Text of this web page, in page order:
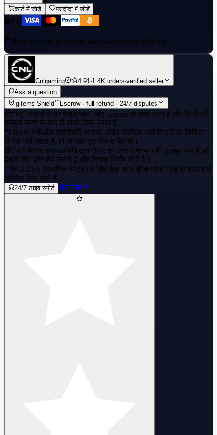
कार्ट में जोड़ें
पसंदीदा में जोड़ें
Payment held in escrow until you confirm delivery
Cnlgaming 4.91·1.4K orders·verified seller
Ask a question
igitems Shield™ Escrow · full refund · 24/7 disputes
पेमेंट एस्क्रो में सुरक्षितआपका पेमेंट igitems के पास रहता है और डिलीवरी
कन्फर्म करने के बाद ही जारी किया जाता है।
100% मनी-बैक गारंटीयदि आपका ऑर्डर डिलीवर नहीं होता है या लिस्टिंग
से मेल नहीं खाता है, तो आपको पूरा रिफंड मिलेगा।
24/7 विवाद समाधानयदि आप सेलर के साथ समस्या नहीं सुलझा पाते हैं, तो
हमारी टीम हस्तक्षेप करती है और निष्पक्ष निर्णय लेती है।
PCI DSS प्रमाणित पेमेंटकार्ड पेमेंट बैंक-ग्रेड एन्क्रिप्टेड गेटवे के माध्यम से
प्रोसेस किए जाते हैं।
24/7 लाइव सपोर्ट और जानें